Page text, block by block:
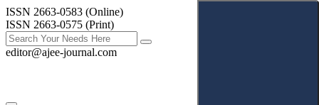
ISSN 2663-0583 (Online)
ISSN 2663-0575 (Print)
editor@ajee-journal.com